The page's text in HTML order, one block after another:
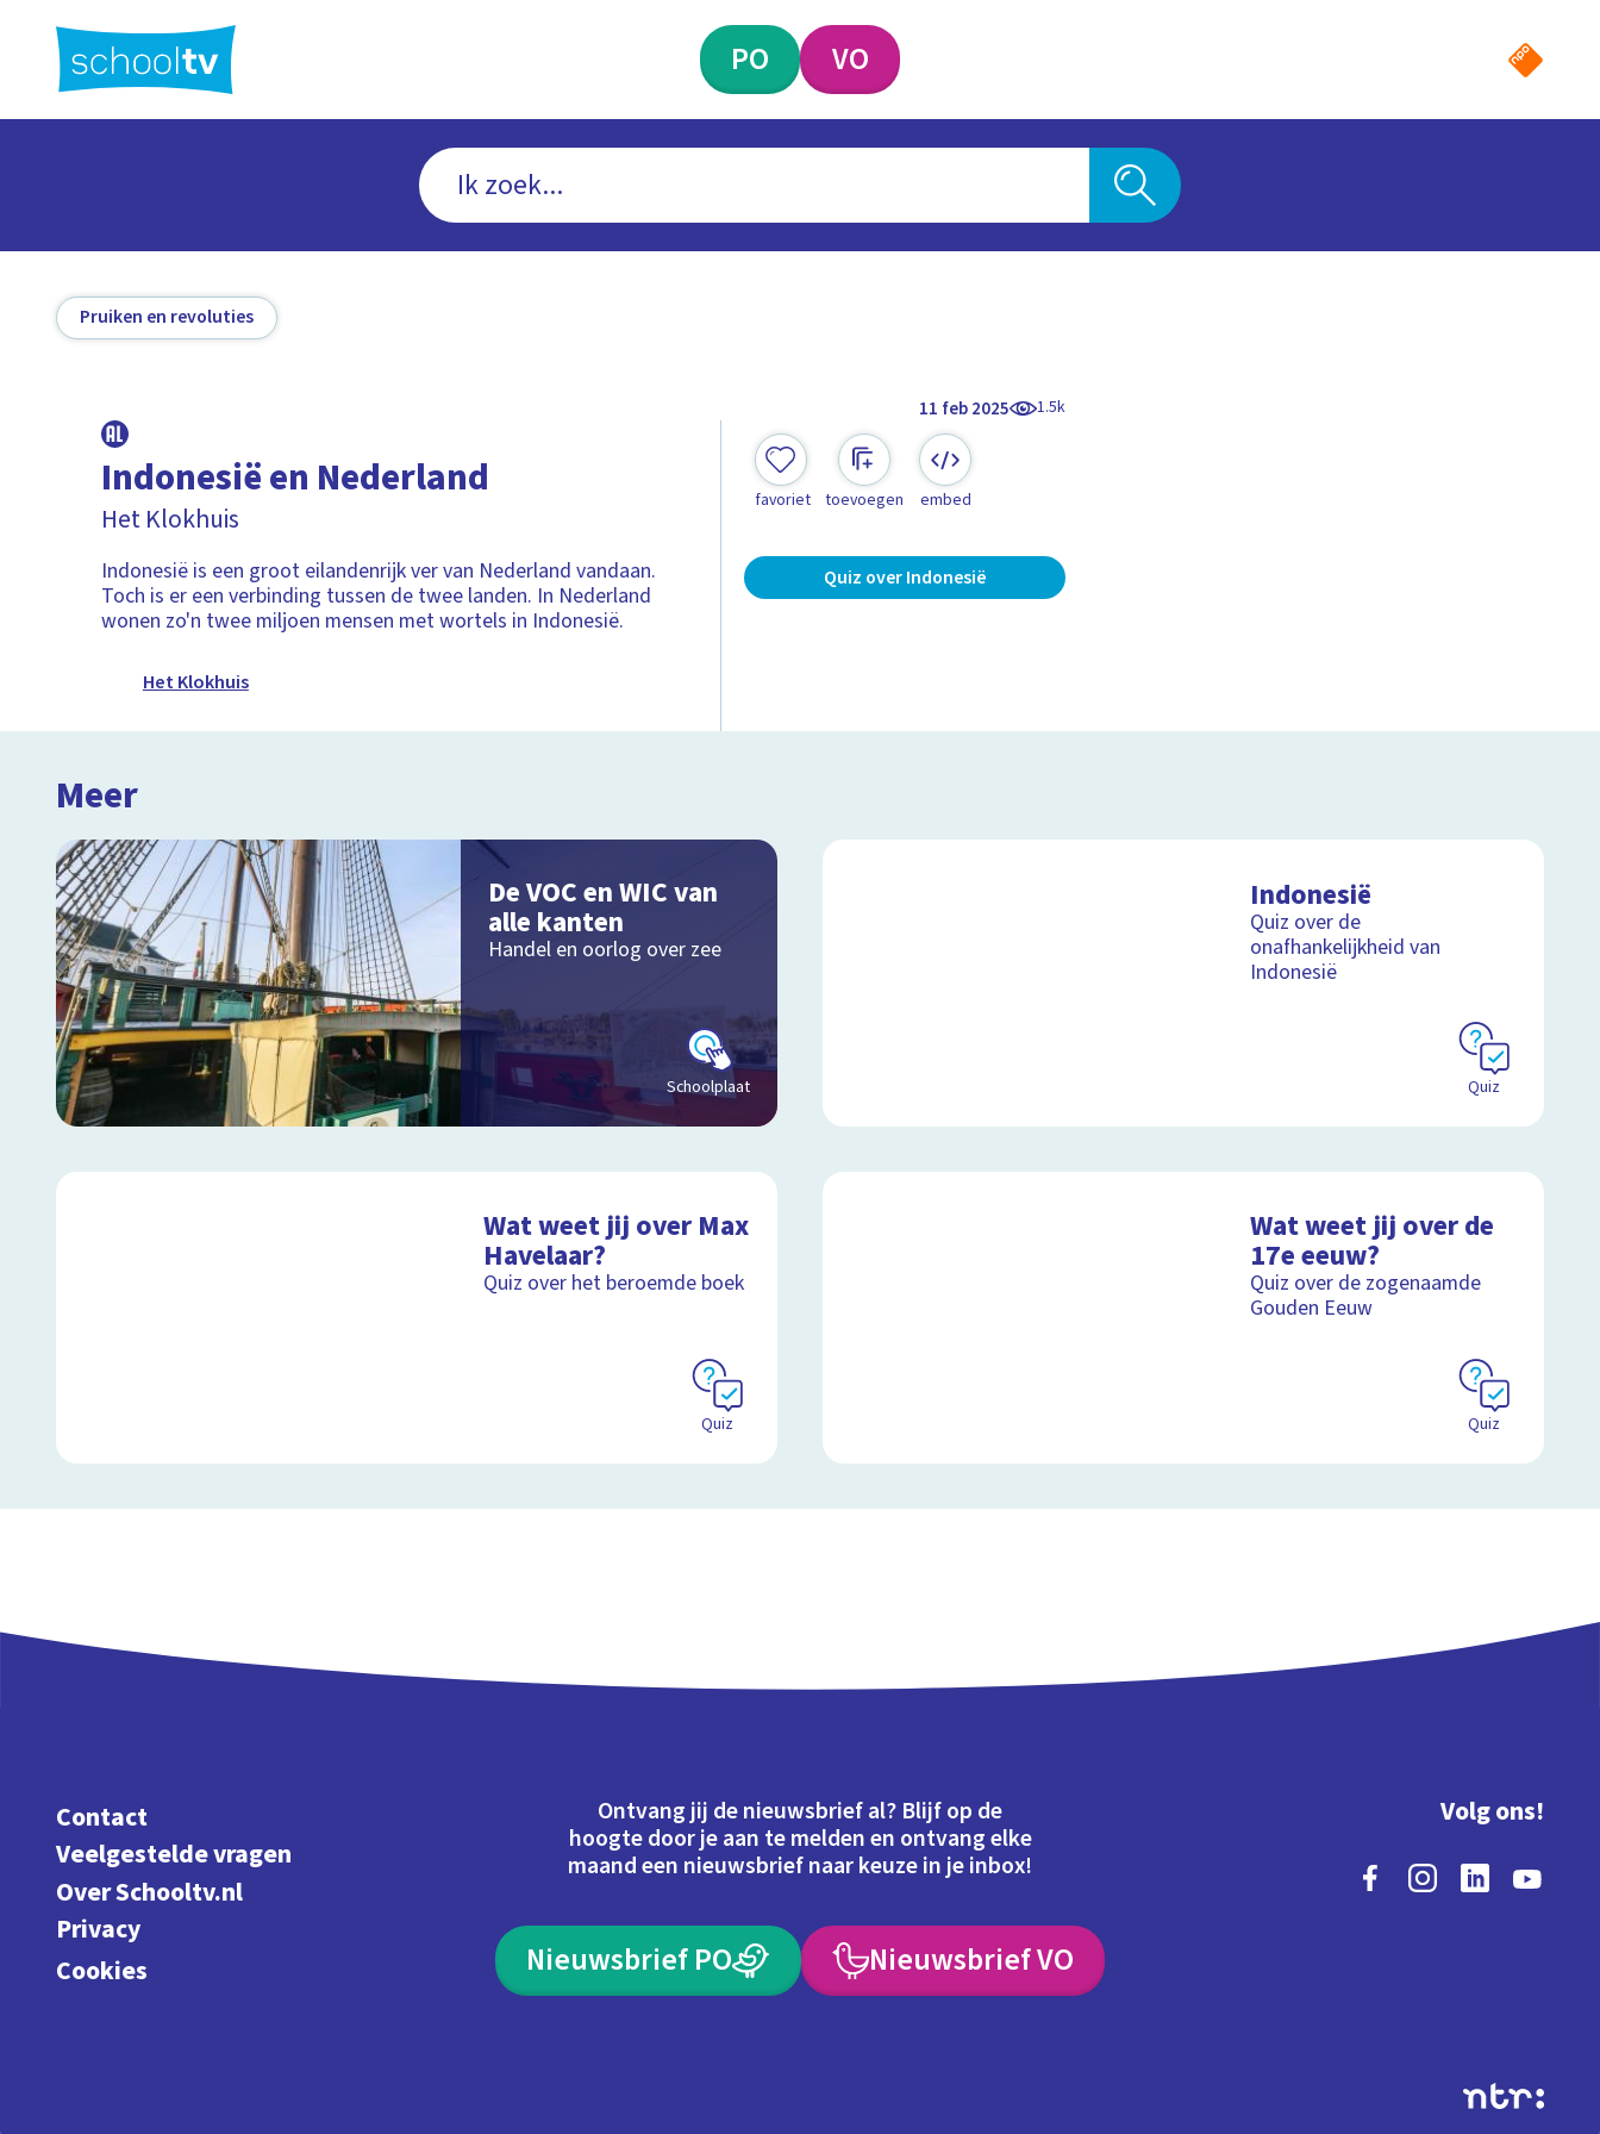
hoofdinhoud
PO VO
Pruiken en revoluties
11 feb 2025 1.5k
Indonesië en Nederland
Het Klokhuis
Indonesië is een groot eilandenrijk ver van Nederland vandaan.
Toch is er een verbinding tussen de twee landen. In Nederland
wonen zo'n twee miljoen mensen met wortels in Indonesië.
Het Klokhuis
favoriet toevoegen embed
Quiz over Indonesië
Meer
De VOC en WIC van
alle kanten
Handel en oorlog over zee
Schoolplaat
Indonesië
Quiz over de
onafhankelijkheid van
Indonesië
Quiz
Wat weet jij over Max
Havelaar?
Quiz over het beroemde boek
Quiz
Wat weet jij over de
17e eeuw?
Quiz over de zogenaamde
Gouden Eeuw
Quiz
Contact
Veelgestelde vragen
Over Schooltv.nl
Privacy
Cookies
Ontvang jij de nieuwsbrief al? Blijf op de
hoogte door je aan te melden en ontvang elke
maand een nieuwsbrief naar keuze in je inbox!
Nieuwsbrief PO Nieuwsbrief VO
Volg ons!